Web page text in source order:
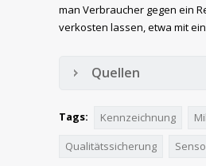
man Verbraucher gegen ein
verkosten lassen, etwa mit
Quellen
Tags: Kennzeichnung
Qualitätssicherung